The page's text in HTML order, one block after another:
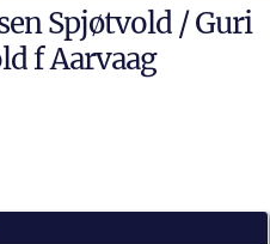
Spjøtvold / Guri
f Aarvaag